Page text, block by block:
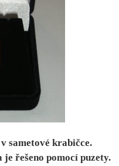
sametové krabičce.
řešeno pomocí puzety.